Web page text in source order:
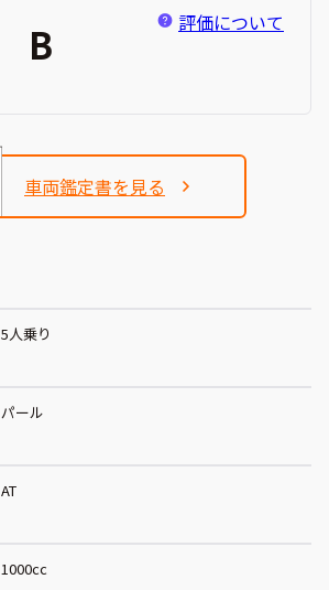
B 評価について
車両鑑定書を見る
5人乗り
パール
AT
1000cc